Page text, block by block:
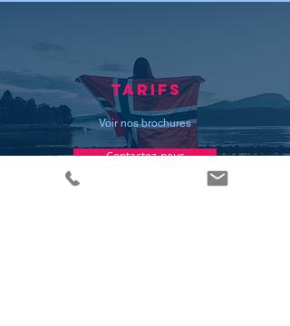
TARIFS
Voir nos brochures
Contactez-nous